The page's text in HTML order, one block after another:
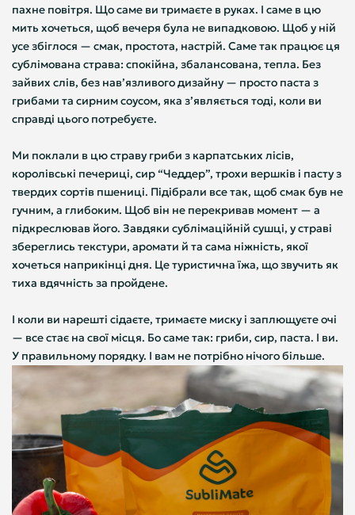
пахне повітря. Що саме ви тримаєте в руках. І саме в цю
мить хочеться, щоб вечеря була не випадковою. Щоб у ній
усе збіглося — смак, простота, настрій. Саме так працює ця
сублімована страва: спокійна, збалансована, тепла. Без
зайвих слів, без нав’язливого дизайну — просто паста з
грибами та сирним соусом, яка з’являється тоді, коли ви
справді цього потребуєте.
Ми поклали в цю страву гриби з карпатських лісів,
королівські печериці, сир “Чеддер”, трохи вершків і пасту з
твердих сортів пшениці. Підібрали все так, щоб смак був не
гучним, а глибоким. Щоб він не перекривав момент — а
підкреслював його. Завдяки сублімаційній сушці, у страві
збереглись текстури, аромати й та сама ніжність, якої
хочеться наприкінці дня. Це туристична їжа, що звучить як
тиха вдячність за пройдене.
І коли ви нарешті сідаєте, тримаєте миску і заплющуєте очі
— все стає на свої місця. Бо саме так: гриби, сир, паста. І ви.
У правильному порядку. І вам не потрібно нічого більше.